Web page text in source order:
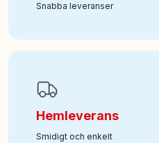
Snabba leveranser
Hemleverans
Smidigt och enkelt